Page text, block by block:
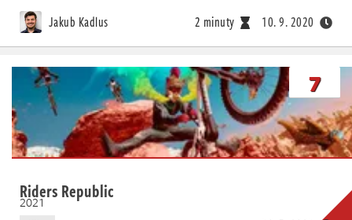
Jakub Kadlus 2 minuty 10. 9. 2020
7
Riders Republic
2021